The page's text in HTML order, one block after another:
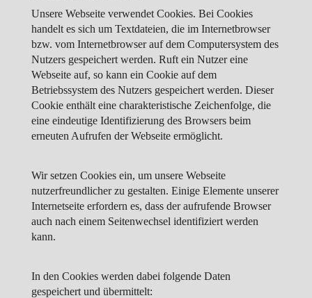
Unsere Webseite verwendet Cookies. Bei Cookies
handelt es sich um Textdateien, die im Internetbrowser
bzw. vom Internetbrowser auf dem Computersystem des
Nutzers gespeichert werden. Ruft ein Nutzer eine
Webseite auf, so kann ein Cookie auf dem
Betriebssystem des Nutzers gespeichert werden. Dieser
Cookie enthält eine charakteristische Zeichenfolge, die
eine eindeutige Identifizierung des Browsers beim
erneuten Aufrufen der Webseite ermöglicht.
Wir setzen Cookies ein, um unsere Webseite
nutzerfreundlicher zu gestalten. Einige Elemente unserer
Internetseite erfordern es, dass der aufrufende Browser
auch nach einem Seitenwechsel identifiziert werden
kann.
In den Cookies werden dabei folgende Daten
gespeichert und übermittelt: